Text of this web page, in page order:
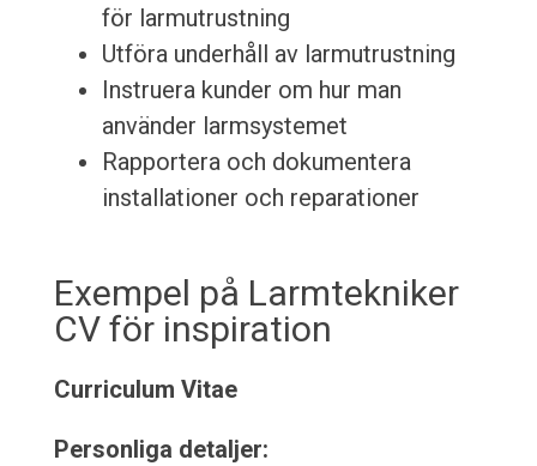
för larmutrustning
Utföra underhåll av larmutrustning
Instruera kunder om hur man
använder larmsystemet
Rapportera och dokumentera
installationer och reparationer
Exempel på Larmtekniker
CV för inspiration
Curriculum Vitae
Personliga detaljer: